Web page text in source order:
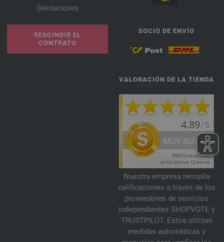
Devoluciones
RESCINDIR EL
CONTRATO
SOCIO DE ENVÍO
VALORACIÓN DE LA TIENDA
Nuestra empresa recopila
calificaciones a través de los
proveedores de servicios
independientes SHOPVOTE y
TRUSTPILOT. Estos utilizan
medidas automáticas y